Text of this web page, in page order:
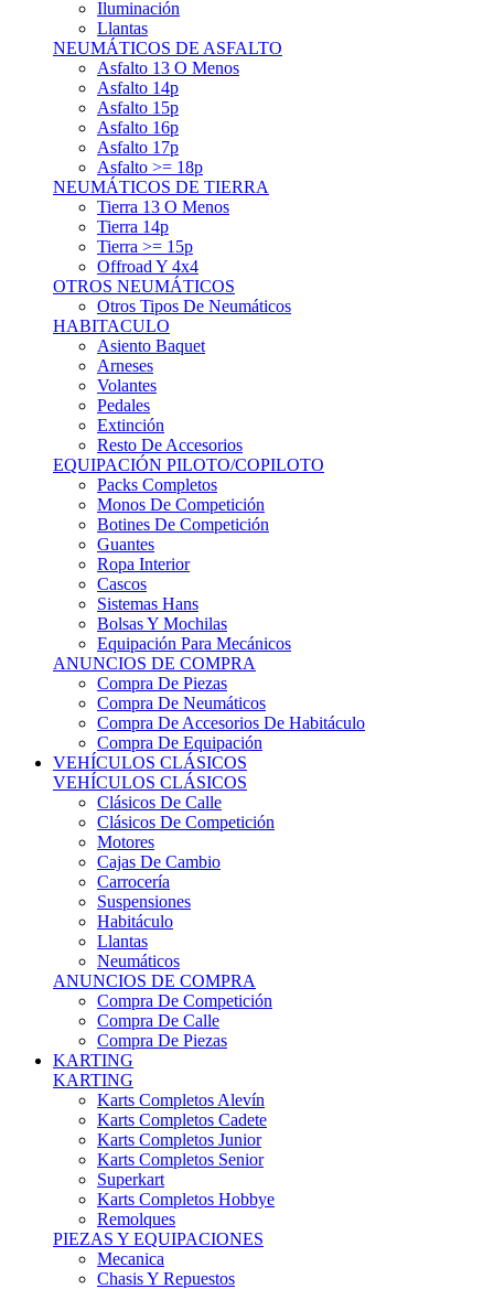
Iluminación
Llantas
NEUMÁTICOS DE ASFALTO
Asfalto 13 O Menos
Asfalto 14p
Asfalto 15p
Asfalto 16p
Asfalto 17p
Asfalto >= 18p
NEUMÁTICOS DE TIERRA
Tierra 13 O Menos
Tierra 14p
Tierra >= 15p
Offroad Y 4x4
OTROS NEUMÁTICOS
Otros Tipos De Neumáticos
HABITACULO
Asiento Baquet
Arneses
Volantes
Pedales
Extinción
Resto De Accesorios
EQUIPACIÓN PILOTO/COPILOTO
Packs Completos
Monos De Competición
Botines De Competición
Guantes
Ropa Interior
Cascos
Sistemas Hans
Bolsas Y Mochilas
Equipación Para Mecánicos
ANUNCIOS DE COMPRA
Compra De Piezas
Compra De Neumáticos
Compra De Accesorios De Habitáculo
Compra De Equipación
VEHÍCULOS CLÁSICOS
VEHÍCULOS CLÁSICOS
Clásicos De Calle
Clásicos De Competición
Motores
Cajas De Cambio
Carrocería
Suspensiones
Habitáculo
Llantas
Neumáticos
ANUNCIOS DE COMPRA
Compra De Competición
Compra De Calle
Compra De Piezas
KARTING
KARTING
Karts Completos Alevín
Karts Completos Cadete
Karts Completos Junior
Karts Completos Senior
Superkart
Karts Completos Hobbye
Remolques
PIEZAS Y EQUIPACIONES
Mecanica
Chasis Y Repuestos